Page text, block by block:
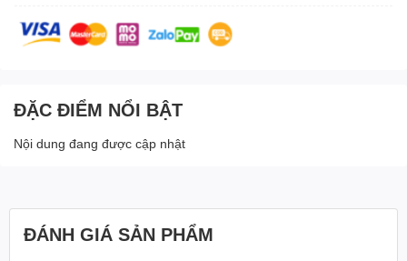
ĐẶC ĐIỂM NỔI BẬT
Nội dung đang được cập nhật
ĐÁNH GIÁ SẢN PHẨM